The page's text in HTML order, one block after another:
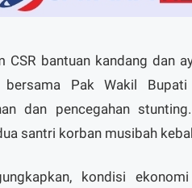
CSR bantuan kandang dan
bersama Pak Wakil
dan pencegahan
santri korban musibah
kondisi